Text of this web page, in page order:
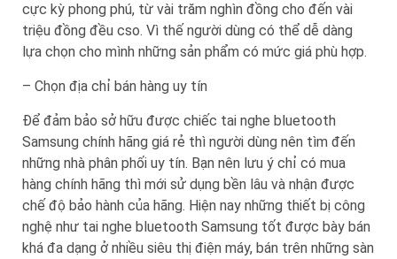
cực kỳ phong phú, từ vài trăm nghìn đồng cho đến vài
triệu đồng đều cso. Vì thế người dùng có thể dễ dàng
lựa chọn cho mình những sản phẩm có mức giá phù hợp.
– Chọn địa chỉ bán hàng uy tín
Để đảm bảo sở hữu được chiếc tai nghe bluetooth
Samsung chính hãng giá rẻ thì người dùng nên tìm đến
những nhà phân phối uy tín. Bạn nên lưu ý chỉ có mua
hàng chính hãng thì mới sử dụng bền lâu và nhận được
chế độ bảo hành của hãng. Hiện nay những thiết bị công
nghệ như tai nghe bluetooth Samsung tốt được bày bán
khá đa dạng ở nhiều siêu thị điện máy, bán trên những sàn